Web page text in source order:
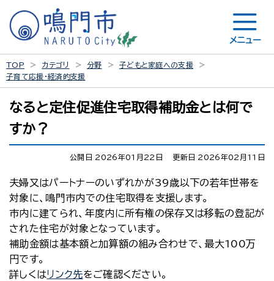
メニュー
TOP カテゴリ 分野
子どもと家庭への支援
子育て応援・経済的支援
なると定住促進住宅取得補助金とは何で
すか？
公開日 2026年01月22日 更新日 2026年02月11日
夫婦又はパートナーのいずれかが39歳以下の若年世帯を
対象に、鳴門市内での住宅取得を支援します。
市内に建てられ、年度内に所有権の保存又は移転の登記が
された住宅が対象となっています。
補助金額は基本額と加算額の組み合わせで、最大100万
円です。
詳しくはリンク先をご確認ください。